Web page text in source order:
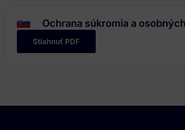
Ochrana súkromia a
Stiahnuť PDF